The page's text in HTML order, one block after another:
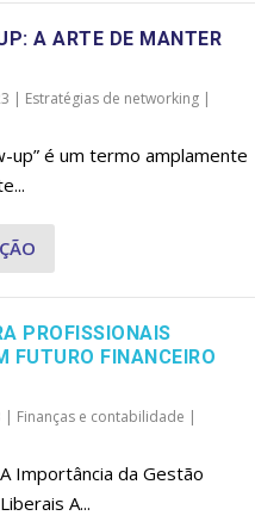
A ARTE DE MANTER
| Estratégias de networking|
up” é um termo amplamente
PROFISSIONAIS
FUTURO FINANCEIRO
| Finanças e contabilidade |
Importância da Gestão
A...